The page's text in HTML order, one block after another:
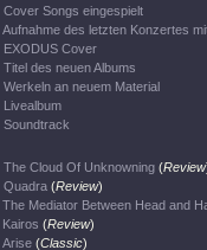
Cover Songs eingespielt
Aufnahme des letzten Konzertes
EXODUS Cover
Titel des neuen Albums
Werkeln an neuem Material
Livealbum
Soundtrack
The Cloud Of Unknowning (Review
Quadra (Review)
The Mediator Between Head and
Kairos (Review)
Arise (Classic)